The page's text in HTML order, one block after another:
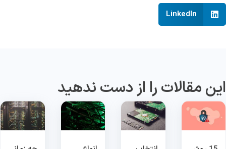
LinkedIn
مقالات را از دست ندهید